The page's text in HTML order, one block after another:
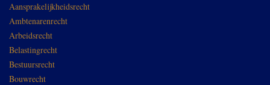
Aansprakelijkheidsrecht
Ambtenarenrecht
Arbeidsrecht
Belastingrecht
Bestuursrecht
Bouwrecht